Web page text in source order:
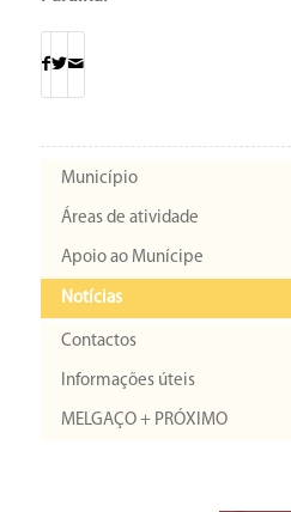
Município
Áreas de atividade
Apoio ao Munícipe
Notícias
Contactos
Informações úteis
MELGAÇO + PRÓXIMO